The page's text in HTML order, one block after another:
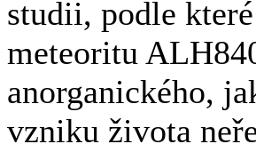
studii, podle
meteoritu
anorganického,
vzniku života